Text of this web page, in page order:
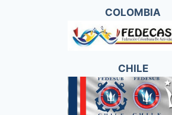
COLOMBIA
CHILE